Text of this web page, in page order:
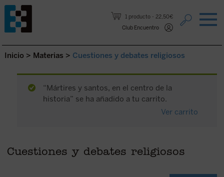
1 producto
22,50€
Club Encuentro
Saltar al contenido.
Inicio > Materias > Cuestiones y debates religiosos
“Mártires y santos, en el centro de la
historia” se ha añadido a tu carrito.
Ver carrito
Cuestiones y debates religiosos